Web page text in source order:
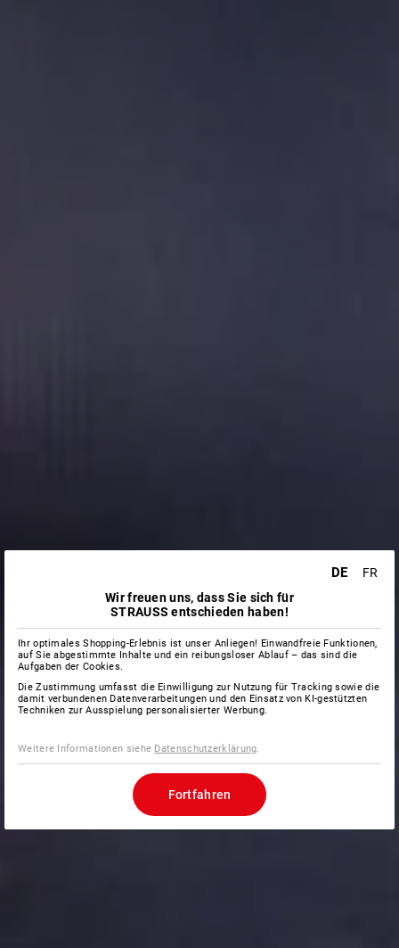
DE
FR
Wir freuen uns, dass Sie sich für
STRAUSS entschieden haben!
Ihr optimales Shopping-Erlebnis ist unser Anliegen! Einwandfreie Funktionen,
auf Sie abgestimmte Inhalte und ein reibungsloser Ablauf – das sind die
Aufgaben der Cookies.
Die Zustimmung umfasst die Einwilligung zur Nutzung für Tracking sowie die
damit verbundenen Datenverarbeitungen und den Einsatz von KI-gestützten
Techniken zur Ausspielung personalisierter Werbung.
Weitere Informationen siehe Datenschutzerklärung.
Fortfahren